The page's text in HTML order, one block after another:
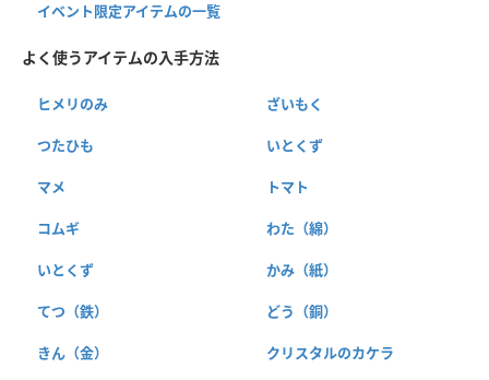
イベント限定アイテムの一覧
よく使うアイテムの入手方法
ヒメリのみ ざいもく
つたひも いとくず
マメ トマト
コムギ わた（綿）
いとくず かみ（紙）
てつ（鉄） どう（銅）
きん（金） クリスタルのカケラ